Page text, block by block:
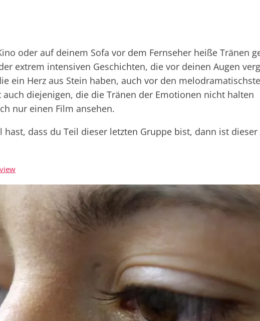
oder auf deinem Sofa vor dem Fernseher heiße Tränen
extrem intensiven Geschichten, die vor deinen Augen
ein Herz aus Stein haben, auch vor den
auch diejenigen, die die Tränen der Emotionen nicht halten
nur einen Film ansehen.
hast, dass du Teil dieser letzten Gruppe bist, dann ist dieser